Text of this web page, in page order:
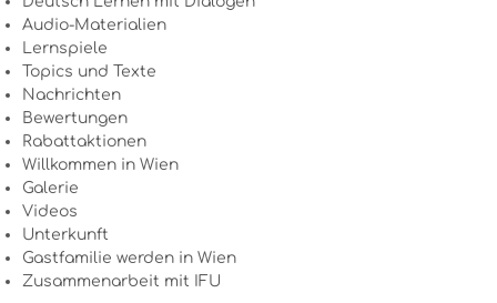
Audio-Materialien
Lernspiele
Topics und Texte
Nachrichten
Bewertungen
Rabattaktionen
Willkommen in Wien
Galerie
Videos
Unterkunft
Gastfamilie werden in Wien
Zusammenarbeit mit IFU